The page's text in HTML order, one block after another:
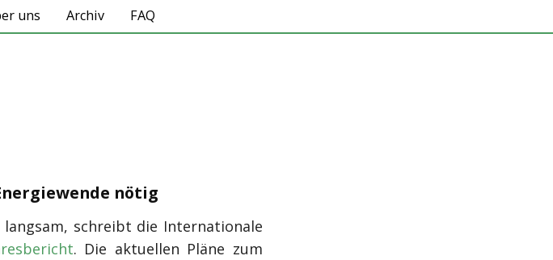
uns Archiv FAQ
nötig
schreibt die Internationale
. Die aktuellen Pläne zum